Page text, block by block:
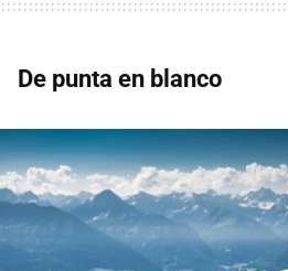
De punta en blanco